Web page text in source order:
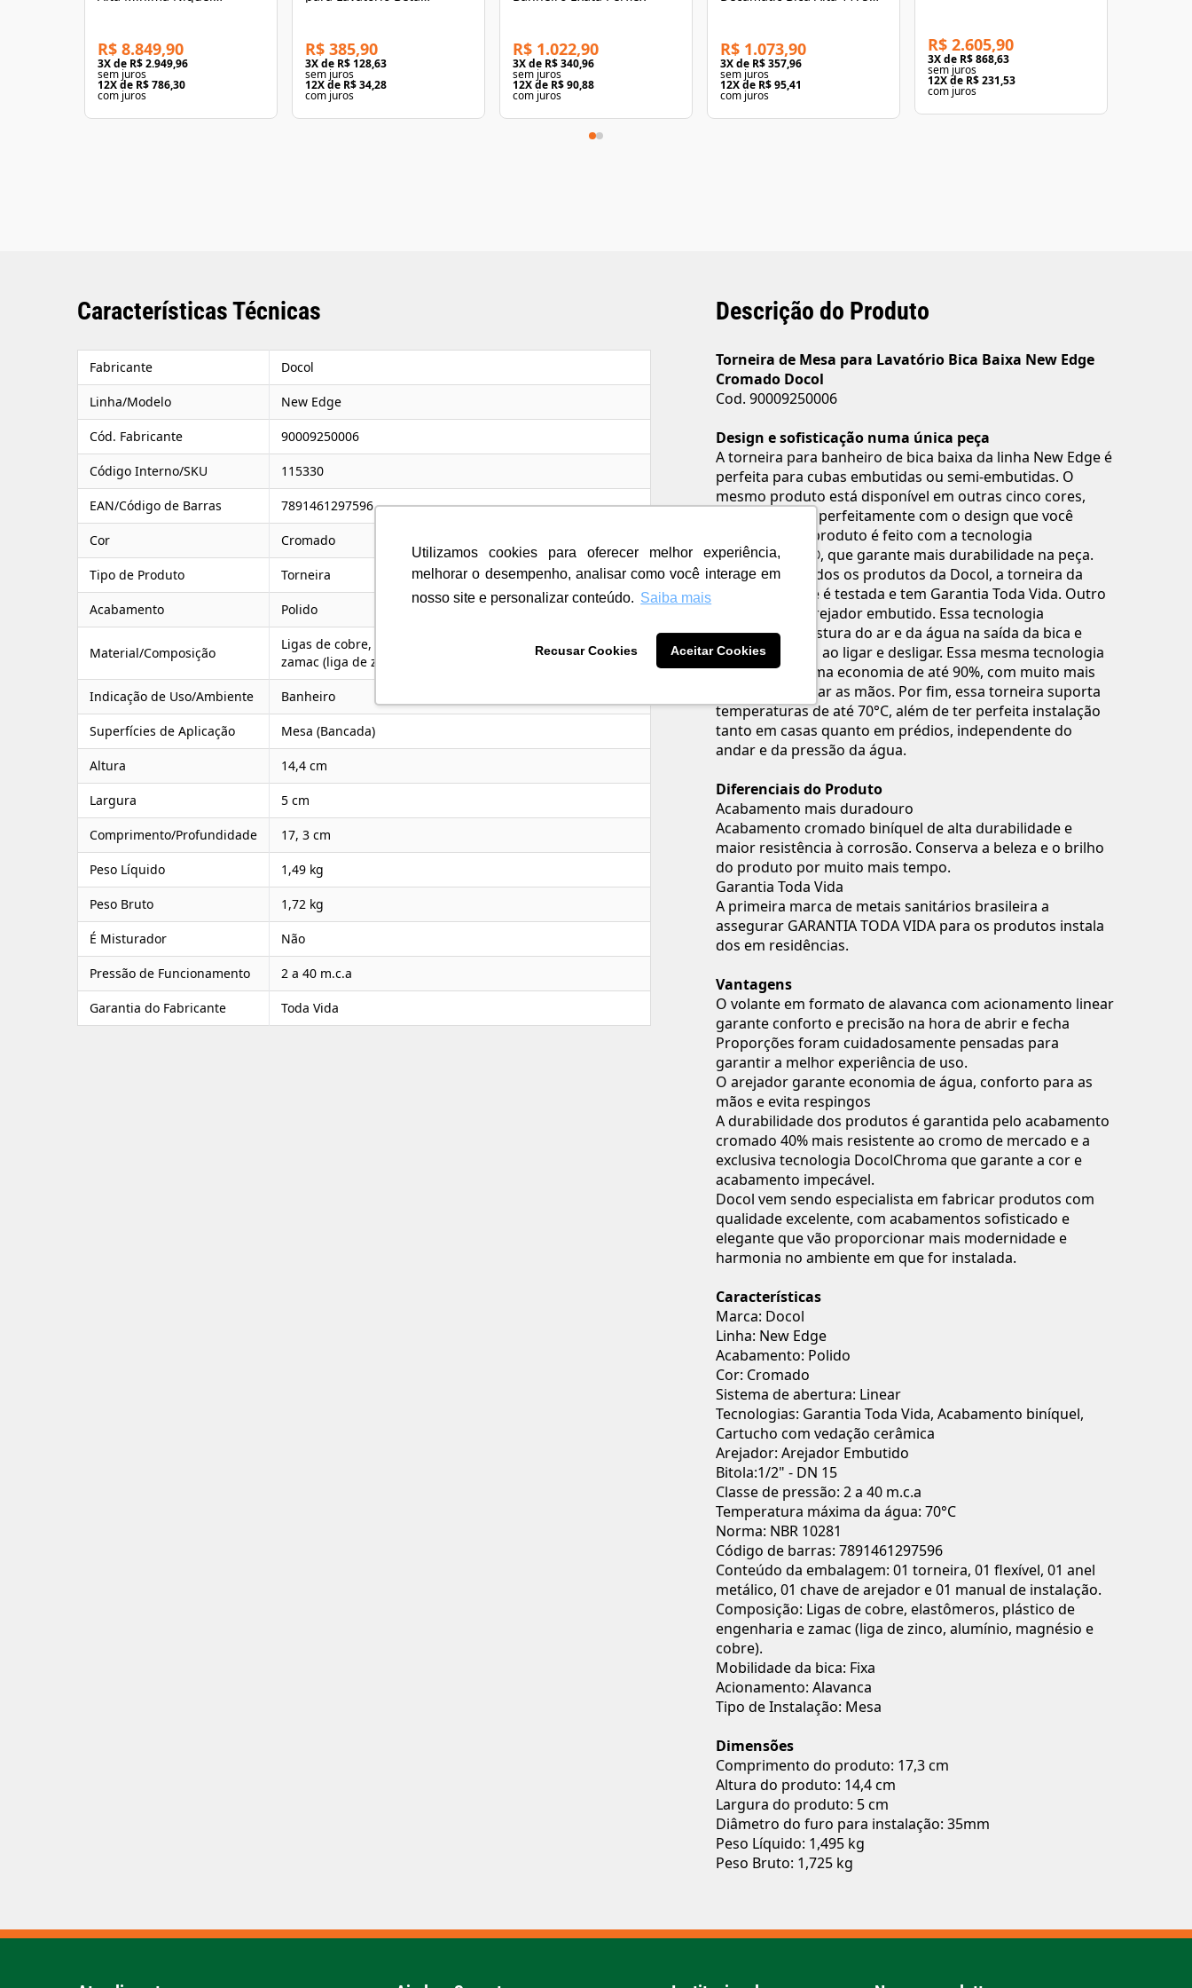
Utilizamos cookies para oferecer melhor experiência,
melhorar o desempenho, analisar como você interage em
nosso site e personalizar conteúdo. Saiba mais
Recusar Cookies Aceitar Cookies
R$ 8.849,90
3X de R$ 2.949,96
sem juros
12X de R$ 786,30
com juros
Cromado
R$ 385,90
3X de R$ 128,63
sem juros
12X de R$ 34,28
com juros
R$ 1.022,90
3X de R$ 340,96
sem juros
12X de R$ 90,88
com juros
R$ 1.073,90
3X de R$ 357,96
sem juros
12X de R$ 95,41
com juros
R$ 2.605,90
3X de R$ 868,63
sem juros
12X de R$ 231,53
com juros
Características Técnicas
Fabricante Docol
Linha/Modelo New Edge
Cód. Fabricante 90009250006
Código Interno/SKU 115330
EAN/Código de Barras 7891461297596
Cor Cromado
Tipo de Produto Torneira
Acabamento Polido
Material/Composição
Ligas de cobre, elastômeros, plástico de engenharia e
zamac (liga de zinco, alumínio, magnésio e cobre).
Indicação de Uso/Ambiente Banheiro
Superfícies de Aplicação Mesa (Bancada)
Altura 14,4 cm
Largura 5 cm
Comprimento/Profundidade 17, 3 cm
Peso Líquido 1,49 kg
Peso Bruto 1,72 kg
É Misturador Não
Pressão de Funcionamento 2 a 40 m.c.a
Garantia do Fabricante Toda Vida
Descrição do Produto
Torneira de Mesa para Lavatório Bica Baixa New Edge
Cromado Docol
Cod. 90009250006
Design e sofisticação numa única peça
A torneira para banheiro de bica baixa da linha New Edge é
perfeita para cubas embutidas ou semi-embutidas. O
mesmo produto está disponível em outras cinco cores,
para combinar perfeitamente com o design que você
escolher. Esse produto é feito com a tecnologia
DocolChroma®, que garante mais durabilidade na peça.
Assim como todos os produtos da Docol, a torneira da
linha New Edge é testada e tem Garantia Toda Vida. Outro
benefício é o arejador embutido. Essa tecnologia
possibilita a mistura do ar e da água na saída da bica e
evita respingos ao ligar e desligar. Essa mesma tecnologia
proporciona uma economia de até 90%, com muito mais
conforto ao lavar as mãos. Por fim, essa torneira suporta
temperaturas de até 70°C, além de ter perfeita instalação
tanto em casas quanto em prédios, independente do
andar e da pressão da água.
Diferenciais do Produto
Acabamento mais duradouro
Acabamento cromado biníquel de alta durabilidade e
maior resistência à corrosão. Conserva a beleza e o brilho
do produto por muito mais tempo.
Garantia Toda Vida
A primeira marca de metais sanitários brasileira a
assegurar GARANTIA TODA VIDA para os produtos instala
dos em residências.
Vantagens
O volante em formato de alavanca com acionamento linear
garante conforto e precisão na hora de abrir e fecha
Proporções foram cuidadosamente pensadas para
garantir a melhor experiência de uso.
O arejador garante economia de água, conforto para as
mãos e evita respingos
A durabilidade dos produtos é garantida pelo acabamento
cromado 40% mais resistente ao cromo de mercado e a
exclusiva tecnologia DocolChroma que garante a cor e
acabamento impecável.
Docol vem sendo especialista em fabricar produtos com
qualidade excelente, com acabamentos sofisticado e
elegante que vão proporcionar mais modernidade e
harmonia no ambiente em que for instalada.
Características
Marca: Docol
Linha: New Edge
Acabamento: Polido
Cor: Cromado
Sistema de abertura: Linear
Tecnologias: Garantia Toda Vida, Acabamento biníquel,
Cartucho com vedação cerâmica
Arejador: Arejador Embutido
Bitola:1/2" - DN 15
Classe de pressão: 2 a 40 m.c.a
Temperatura máxima da água: 70°C
Norma: NBR 10281
Código de barras: 7891461297596
Conteúdo da embalagem: 01 torneira, 01 flexível, 01 anel
metálico, 01 chave de arejador e 01 manual de instalação.
Composição: Ligas de cobre, elastômeros, plástico de
engenharia e zamac (liga de zinco, alumínio, magnésio e
cobre).
Mobilidade da bica: Fixa
Acionamento: Alavanca
Tipo de Instalação: Mesa
Dimensões
Comprimento do produto: 17,3 cm
Altura do produto: 14,4 cm
Largura do produto: 5 cm
Diâmetro do furo para instalação: 35mm
Peso Líquido: 1,495 kg
Peso Bruto: 1,725 kg